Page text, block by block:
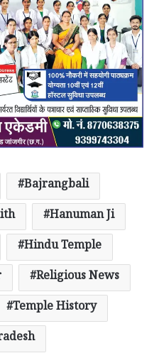
Bajrangbali
Hanuman Ji
Hindu Temple
Religious News
Temple History